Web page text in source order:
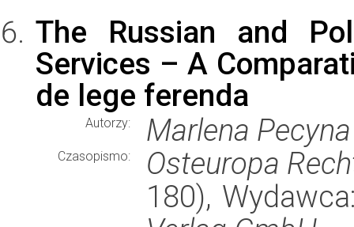
The Russian and
Services – A
de lege ferenda
Autorzy: Marlena Pecyna
Czasopismo:
Osteuropa
180),